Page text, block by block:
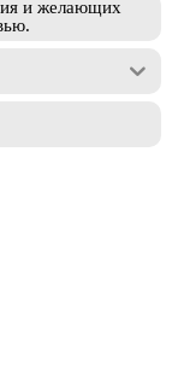
и желающих